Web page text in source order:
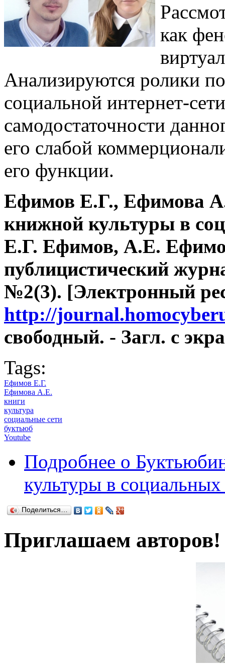
как
Анализируются ролики
социальной интернет-
самодостаточности
его слабой
его функции.
Ефимов Е.Г., Ефимова
книжной культуры в
Е.Г. Ефимов, А.Е.
публицистический
№2(3). [Электронный
http://
свободный. - Загл. с
Tags:
Ефимов Е.Г.
Ефимова А.Е.
книги
культура
социальные сети
буктьюб
Youtube
Подробнее о
культуры в социальных
Поделиться…
Приглашаем авторов!